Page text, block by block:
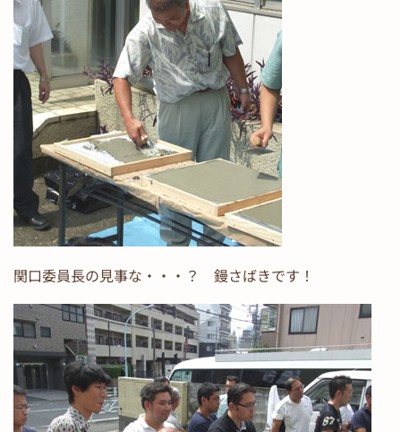
関口委員長の見事な・・・？ 鏝さばきです！